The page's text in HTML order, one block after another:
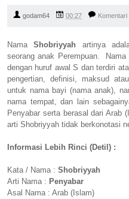
godam64 00:27 Komentari
NamaShobriyyah artinya
seorang anak Perempuan.
dengan huruf awal S dan terdiri
pengertian, definisi, maksud
untuk nama bayi (nama anak),
nama tempat, dan lain
Penyabar serta berasal dari Arab
arti Shobriyyah tidak berkonotasi
Informasi Lebih Rinci (Detil) :
Kata / Nama : Shobriyyah
Arti Nama : Penyabar
Asal Nama : Arab (Islam)